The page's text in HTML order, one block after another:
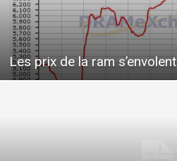
Les prix de la ram s’envolent